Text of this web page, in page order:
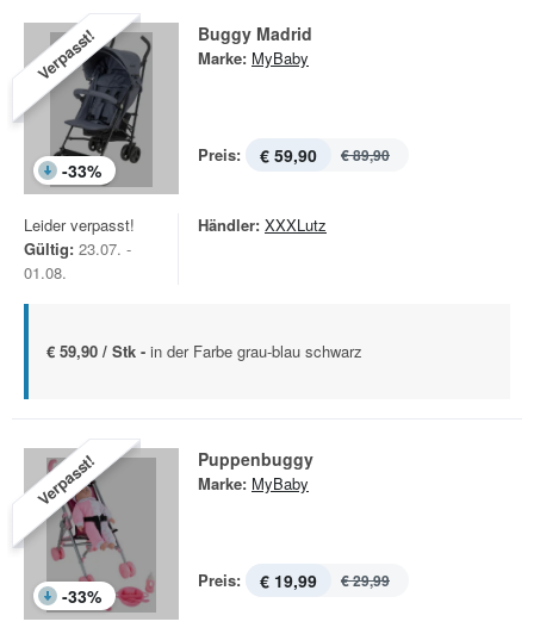
Verpasst!
-33%
Buggy Madrid
Marke: MyBaby
Preis: € 59,90 € 89,90
Leider verpasst!
Gültig: 23.07. -
01.08.
Händler: XXXLutz
€ 59,90 / Stk - in der Farbe grau-blau schwarz
Verpasst!
-33%
Puppenbuggy
Marke: MyBaby
Preis: € 19,99 € 29,99